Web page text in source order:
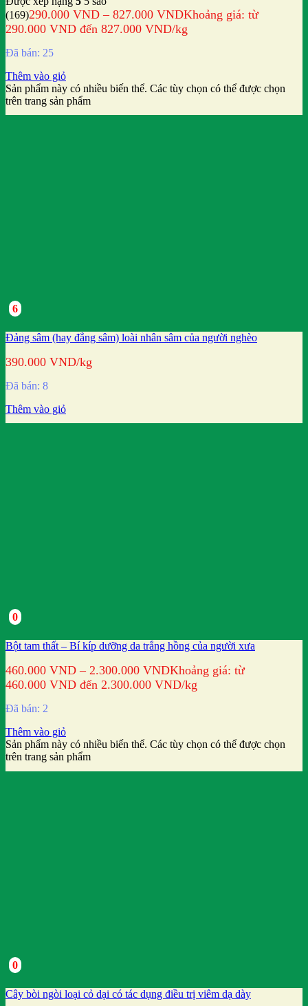
(169)290.000 VND – 827.000 VNDKhoảng giá: từ
290.000 VND đến 827.000 VND/kg
Đã bán: 25
Thêm vào giỏ
Sản phẩm này có nhiều biến thể. Các tùy chọn có thể được chọn
trên trang sản phẩm
6
Đảng sâm (hay đẳng sâm) loài nhân sâm của người nghèo
390.000 VND/kg
Đã bán: 8
Thêm vào giỏ
0
Bột tam thất – Bí kíp dưỡng da trắng hồng của người xưa
460.000 VND – 2.300.000 VNDKhoảng giá: từ
460.000 VND đến 2.300.000 VND/kg
Đã bán: 2
Thêm vào giỏ
Sản phẩm này có nhiều biến thể. Các tùy chọn có thể được chọn
trên trang sản phẩm
0
Cây bòi ngòi loại cỏ dại có tác dụng điều trị viêm dạ dày